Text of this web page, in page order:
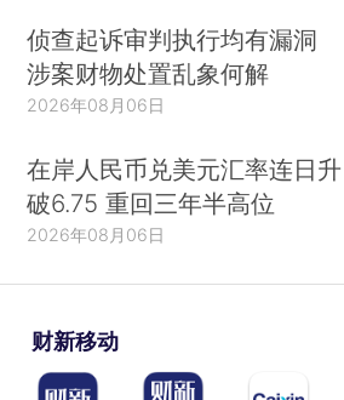
侦查起诉审判执行均有漏洞
涉案财物处置乱象何解
2026年08月06日
在岸人民币兑美元汇率连日升
破6.75 重回三年半高位
2026年08月06日
财新移动